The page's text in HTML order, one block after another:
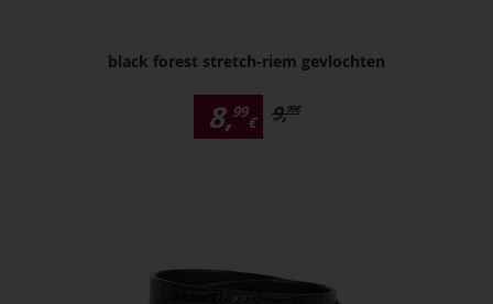
black forest stretch-riem gevlochten
8,99
€ 9,99€